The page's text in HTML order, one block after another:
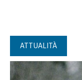
ATTUALITÀ